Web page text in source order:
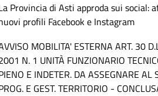
Provincia di Asti approda sui social:
profili Facebook e Instagram
MOBILITA' ESTERNA ART. 30
N. 1 UNITÀ FUNZIONARIO
E INDETER. DA ASSEGNARE AL
E GEST. TERRITORIO -